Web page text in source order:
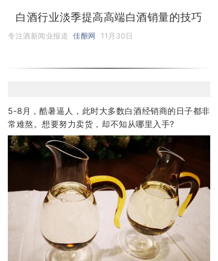
白酒行业淡季提高高端白酒销量的技巧
专注酒新闻业报道 佳酿网 11月30日
5-8月，酷暑逼人，此时大多数白酒经销商的日子都非
常难熬。想要努力卖货，却不知从哪里入手?